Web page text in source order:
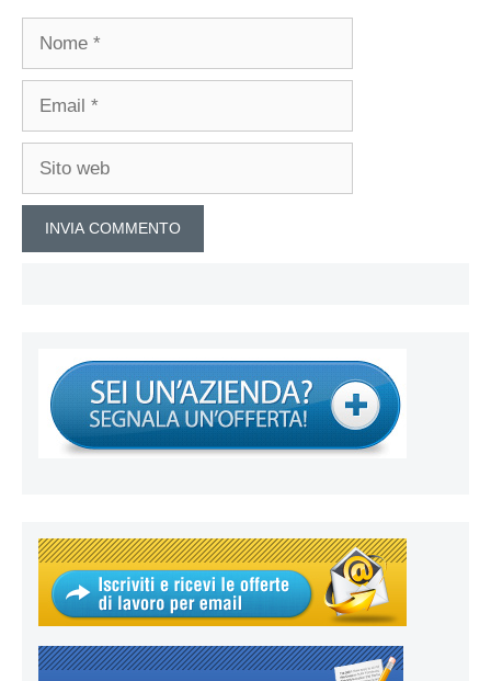
Nome
Email
Sito